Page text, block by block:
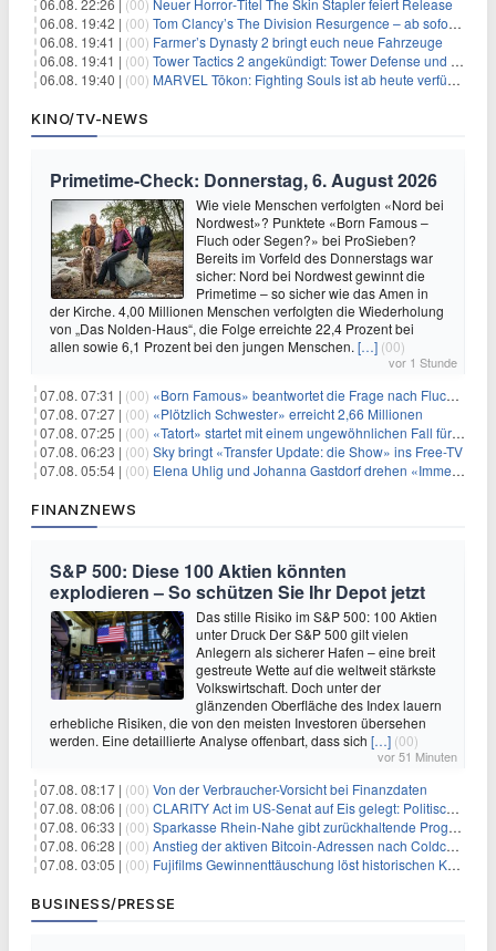
06.08. 22:26 | (00) Neuer Horror‑Titel The Skin Stapler feiert Release
06.08. 19:42 | (00) Tom Clancy’s The Division Resurgence – ab sofort für euch verfügbar
06.08. 19:41 | (00) Farmer’s Dynasty 2 bringt euch neue Fahrzeuge
06.08. 19:41 | (00) Tower Tactics 2 angekündigt: Tower Defense und Deckbuilding Kombo kehrt zurück
06.08. 19:40 | (00) MARVEL Tōkon: Fighting Souls ist ab heute verfügbar
KINO/TV-NEWS
Primetime-Check: Donnerstag, 6. August 2026
Wie viele Menschen verfolgten «Nord bei
Nordwest»? Punktete «Born Famous –
Fluch oder Segen?» bei ProSieben?
Bereits im Vorfeld des Donnerstags war
sicher: Nord bei Nordwest gewinnt die
Primetime – so sicher wie das Amen in
der Kirche. 4,00 Millionen Menschen verfolgten die Wiederholung
von „Das Nolden-Haus“, die Folge erreichte 22,4 Prozent bei
allen sowie 6,1 Prozent bei den jungen Menschen. […] (00)
vor 1 Stunde
07.08. 07:31 | (00) «Born Famous» beantwortet die Frage nach Fluch oder Segen
07.08. 07:27 | (00) «Plötzlich Schwester» erreicht 2,66 Millionen
07.08. 07:25 | (00) «Tatort» startet mit einem ungewöhnlichen Fall für Charlotte Lindholm
07.08. 06:23 | (00) Sky bringt «Transfer Update: die Show» ins Free-TV
07.08. 05:54 | (00) Elena Uhlig und Johanna Gastdorf drehen «Immer fehlt was»
FINANZNEWS
S&P 500: Diese 100 Aktien könnten
explodieren – So schützen Sie Ihr Depot jetzt
Das stille Risiko im S&P 500: 100 Aktien
unter Druck Der S&P 500 gilt vielen
Anlegern als sicherer Hafen – eine breit
gestreute Wette auf die weltweit stärkste
Volkswirtschaft. Doch unter der
glänzenden Oberfläche des Index lauern
erhebliche Risiken, die von den meisten Investoren übersehen
werden. Eine detaillierte Analyse offenbart, dass sich […] (00)
vor 51 Minuten
07.08. 08:17 | (00) Von der Verbraucher-Vorsicht bei Finanzdaten
07.08. 08:06 | (00) CLARITY Act im US-Senat auf Eis gelegt: Politische Differenzen verzögern Krypto-Gesetzgebung bis September
07.08. 06:33 | (00) Sparkasse Rhein-Nahe gibt zurückhaltende Prognose
07.08. 06:28 | (00) Anstieg der aktiven Bitcoin-Adressen nach Coldcard-Panik
07.08. 03:05 | (00) Fujifilms Gewinnenttäuschung löst historischen Kursrückgang aus
BUSINESS/PRESSE